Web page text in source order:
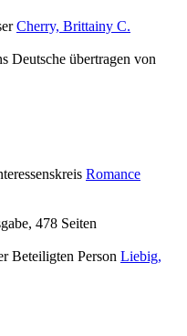
Cherry, Brittainy C.
Deutsche übertragen von
Romance
478 Seiten
Beteiligten Person Liebig,